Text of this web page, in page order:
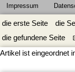
Impressum
die erste Seite die
die gefundene Seite
Artikel ist eingeordnet